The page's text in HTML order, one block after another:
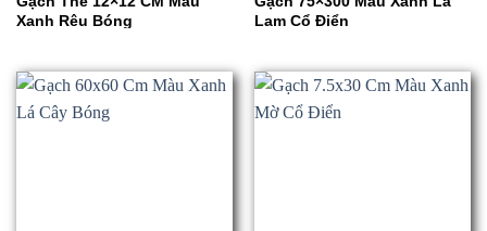
Xanh Rêu Bóng
Lam Cổ Điển